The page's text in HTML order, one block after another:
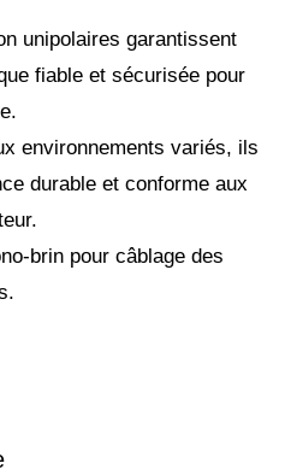
unipolaires garantissent
fiable et sécurisée pour
environnements variés, ils
durable et conforme aux
brin pour câblage des